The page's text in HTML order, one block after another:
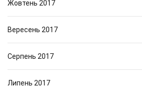
Жовтень 2017
Вересень 2017
Серпень 2017
Липень 2017